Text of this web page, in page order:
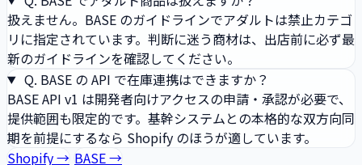
扱えません。BASE のガイドラインでアダルトは禁止カテゴ
リに指定されています。判断に迷う商材は、出店前に必ず最
新のガイドラインを確認してください。
Q. BASE の API で在庫連携はできますか？
BASE API v1 は開発者向けアクセスの申請・承認が必要で、
提供範囲も限定的です。基幹システムとの本格的な双方向同
期を前提にするなら Shopify のほうが適しています。
Shopify → BASE →